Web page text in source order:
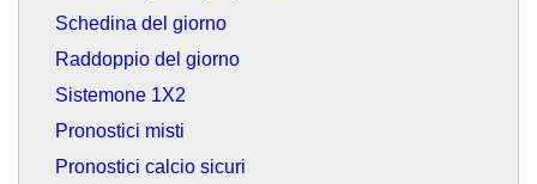
Schedina del giorno
Raddoppio del giorno
Sistemone 1X2
Pronostici misti
Pronostici calcio sicuri